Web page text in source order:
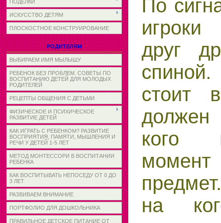
ПОДЕЛКИ
ИСКУССТВО ДЕТЯМ
ПЛОСКОСТНОЕ КОНСТРУИРОВАНИЕ
РОДИТЕЛЯМ
ВЫБИРАЕМ ИМЯ МЫЛЫШУ
РЕБЕНОК БЕЗ ПРОБЛЕМ. СОВЕТЫ ПО
ВОСПИТАНИЮ ДЕТЕЙ ДЛЯ МОЛОДЫХ
РОДИТЕЛЕЙ
РЕЦЕПТЫ ОБЩЕНИЯ С ДЕТЬМИ
ФИЗИЧЕСКОЕ И ПСИХИЧЕСКОЕ
РАЗВИТИЕ ДЕТЕЙ
КАК ИГРАТЬ С РЕБЕНКОМ? РАЗВИТИЕ
ВОСПРИЯТИЯ, ПАМЯТИ, МЫШЛЕНИЯ И
РЕЧИ У ДЕТЕЙ 1-5 ЛЕТ
МЕТОД МОНТЕССОРИ В ВОСПИТАНИИ
РЕБЕНКА
КАК ВОСПИТЫВАТЬ НЕПОСЕДУ ОТ 0 ДО
3 ЛЕТ
РАЗВИВАЕМ ВНИМАНИЕ
ПОРТФОЛИО ДЛЯ ДОШКОЛЬНИКА
ПРАВИЛЬНОЕ ДЕТСКОЕ ПИТАНИЕ ОТ
По
друг
стоит
должен
кого
момент
на